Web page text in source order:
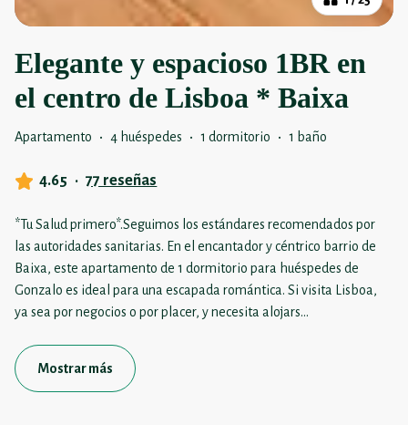
Elegante y espacioso 1BR en
el centro de Lisboa * Baixa
Apartamento · 4 huéspedes · 1 dormitorio · 1 baño
4.65 · 77 reseñas
*Tu Salud primero*.Seguimos los estándares recomendados por
las autoridades sanitarias. En el encantador y céntrico barrio de
Baixa, este apartamento de 1 dormitorio para huéspedes de
Gonzalo es ideal para una escapada romántica. Si visita Lisboa,
ya sea por negocios o por placer, y necesita alojars...
Mostrar más